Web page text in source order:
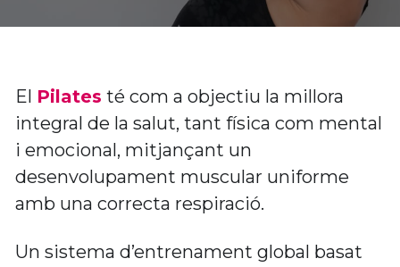
El Pilates té com a objectiu la millora
integral de la salut, tant física com mental
i emocional, mitjançant un
desenvolupament muscular uniforme
amb una correcta respiració.
Un sistema d’entrenament global basat